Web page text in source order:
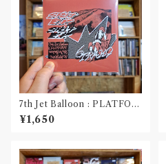
7th Jet Balloon : PLATFOR
M SPLIT EP(CD)〝長野〟×
〝大阪〟
¥1,650